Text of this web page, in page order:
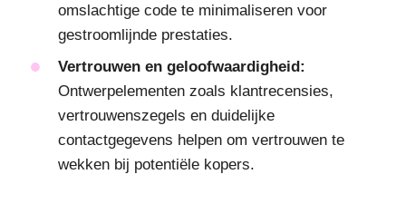
omslachtige code te minimaliseren voor
gestroomlijnde prestaties.
Vertrouwen en geloofwaardigheid:
Ontwerpelementen zoals klantrecensies,
vertrouwenszegels en duidelijke
contactgegevens helpen om vertrouwen te
wekken bij potentiële kopers.